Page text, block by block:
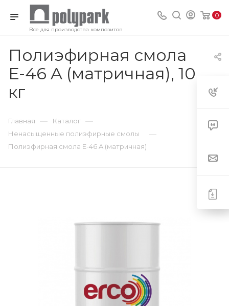
Все для производства композитов
0
Полиэфирная смола
E-46 A (матричная), 10
кг
Главная — Каталог —
Ненасыщенные полиэфирные смолы —
Полиэфирная смола E-46 A (матричная)